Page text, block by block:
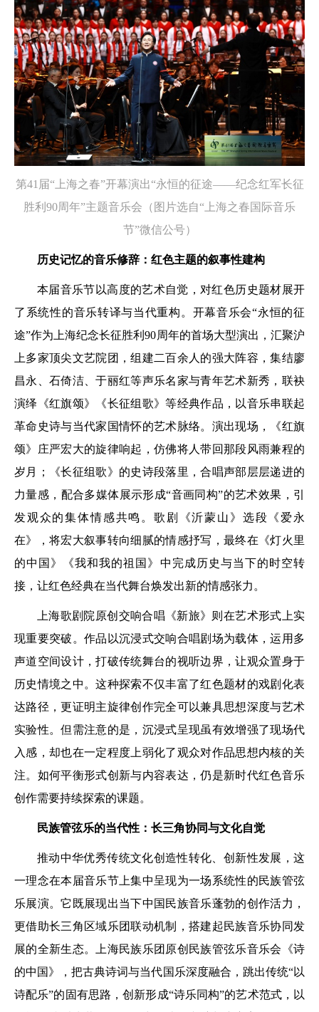
第41届“上海之春”开幕演出“永恒的征途——纪念红军长征
胜利90周年”主题音乐会（图片选自“上海之春国际音乐
节”微信公号）
历史记忆的音乐修辞：红色主题的叙事性建构
本届音乐节以高度的艺术自觉，对红色历史题材展开
了系统性的音乐转译与当代重构。开幕音乐会“永恒的征
途”作为上海纪念长征胜利90周年的首场大型演出，汇聚沪
上多家顶尖文艺院团，组建二百余人的强大阵容，集结廖
昌永、石倚洁、于丽红等声乐名家与青年艺术新秀，联袂
演绎《红旗颂》《长征组歌》等经典作品，以音乐串联起
革命史诗与当代家国情怀的艺术脉络。演出现场，《红旗
颂》庄严宏大的旋律响起，仿佛将人带回那段风雨兼程的
岁月；《长征组歌》的史诗段落里，合唱声部层层递进的
力量感，配合多媒体展示形成“音画同构”的艺术效果，引
发观众的集体情感共鸣。歌剧《沂蒙山》选段《爱永
在》，将宏大叙事转向细腻的情感抒写，最终在《灯火里
的中国》《我和我的祖国》中完成历史与当下的时空转
接，让红色经典在当代舞台焕发出新的情感张力。
上海歌剧院原创交响合唱《新旅》则在艺术形式上实
现重要突破。作品以沉浸式交响合唱剧场为载体，运用多
声道空间设计，打破传统舞台的视听边界，让观众置身于
历史情境之中。这种探索不仅丰富了红色题材的戏剧化表
达路径，更证明主旋律创作完全可以兼具思想深度与艺术
实验性。但需注意的是，沉浸式呈现虽有效增强了现场代
入感，却也在一定程度上弱化了观众对作品思想内核的关
注。如何平衡形式创新与内容表达，仍是新时代红色音乐
创作需要持续探索的课题。
民族管弦乐的当代性：长三角协同与文化自觉
推动中华优秀传统文化创造性转化、创新性发展，这
一理念在本届音乐节上集中呈现为一场系统性的民族管弦
乐展演。它既展现出当下中国民族音乐蓬勃的创作活力，
更借助长三角区域乐团联动机制，搭建起民族音乐协同发
展的全新生态。上海民族乐团原创民族管弦乐音乐会《诗
的中国》，把古典诗词与当代国乐深度融合，跳出传统“以
诗配乐”的固有思路，创新形成“诗乐同构”的艺术范式，以